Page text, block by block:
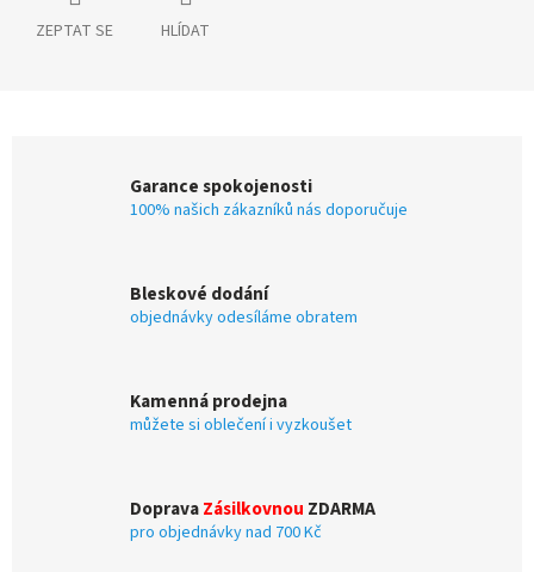
ZEPTAT SE HLÍDAT
Garance spokojenosti
100% našich zákazníků nás doporučuje
Bleskové dodání
objednávky odesíláme obratem
Kamenná prodejna
můžete si oblečení i vyzkoušet
DopravaZásilkovnou ZDARMA
pro objednávky nad 700 Kč